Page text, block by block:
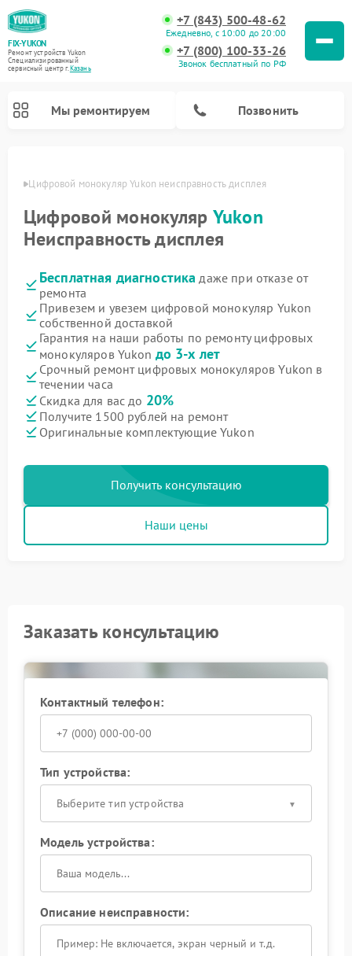
FIX-YUKON
Ремонт устройств Yukon
Специализированный
cервисный центр г.Казань
+7 (843) 500-48-62
Ежедневно, с 10:00 до 20:00
+7 (800) 100-33-26
Звонок бесплатный по РФ
Мы ремонтируем Позвонить
Цифровой монокуляр Yukon неисправность дисплея
Цифровой монокуляр Yukon
Неисправность дисплея
Бесплатная диагностика даже при отказе от
ремонта
Привезем и увезем цифровой монокуляр Yukon
собственной доставкой
Гарантия на наши работы по ремонту цифровых
монокуляров Yukon до 3-х лет
Срочный ремонт цифровых монокуляров Yukon в
течении часа
Скидка для вас до 20%
Получите 1500 рублей на ремонт
Оригинальные комплектующие Yukon
Получить консультацию
Наши цены
Заказать консультацию
Контактный телефон:
Тип устройства:
Выберите тип устройства
Модель устройства:
Описание неисправности: